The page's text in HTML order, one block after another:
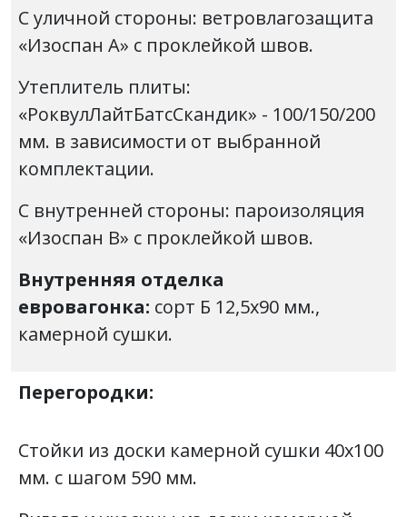
С уличной стороны: ветровлагозащита
«Изоспан А» с проклейкой швов.
Утеплитель плиты:
«РоквулЛайтБатсСкандик» - 100/150/200
мм. в зависимости от выбранной
комплектации.
С внутренней стороны: пароизоляция
«Изоспан В» с проклейкой швов.
Внутренняя отделка
евровагонка: сорт Б 12,5х90 мм.,
камерной сушки.
Перегородки:
Стойки из доски камерной сушки 40х100
мм. с шагом 590 мм.